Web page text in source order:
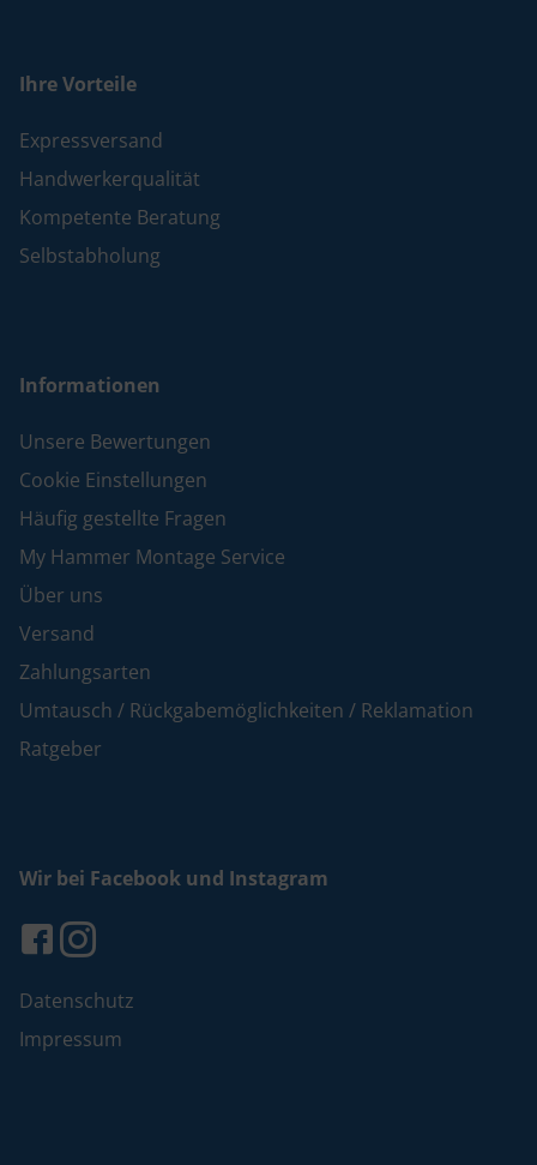
Ihre Vorteile
Expressversand
Handwerkerqualität
Kompetente Beratung
Selbstabholung
Informationen
Unsere Bewertungen
Cookie Einstellungen
Häufig gestellte Fragen
My Hammer Montage Service
Über uns
Versand
Zahlungsarten
Umtausch / Rückgabemöglichkeiten / Reklamation
Ratgeber
Wir bei Facebook und Instagram
Datenschutz
Impressum